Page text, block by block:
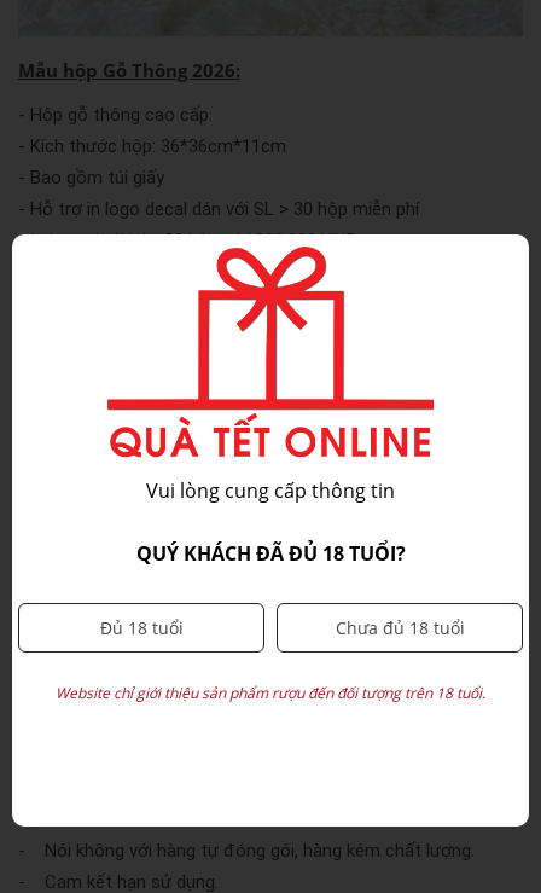
Mẫu hộp Gỗ Thông 2026:
- Hộp gỗ thông cao cấp.
- Kích thước hộp: 36*36cm*11cm
- Bao gồm túi giấy
- Hỗ trợ in logo decal dán với SL > 30 hộp miễn phí
- In logo dưới hộp 30 hộp: phí 300.000 VNĐ
luôn là ưu tiên hàng đầu của các công ty
khi lựa chọn sản phẩm quà tết cho khách hàng, nhân viên.
với sản phẩm chất lượng được lựa chọn đầy đủ
khách hàng tượng trưng cho sự sung túc và thịnh vượng.
Mua quà tết online nói chung và lựa chọn hộp quà tết
riêng tiềm ẩn nhiều rủi ro và nguy cơ khi quảng cáo quá nhiều
kiến thức chọn quà và lựa chọn nhà cung cấp uy tín để mua
dịch vụ cung cấp
Quà Tết
Quatetonline.net Công ty Minh An
nghiệp cung cấpHộp quà tết 2026 cho các doanh nghiệp
bạch.
- Nói không với hàng tự đóng gói, hàng kém chất lượng.
- Cam kết hạn sử dụng.
Vui lòng cung cấp thông tin
QUÝ KHÁCH ĐÃ ĐỦ 18 TUỔI?
Đủ 18 tuổi Chưa đủ 18 tuổi
Website chỉ giới thiệu sản phẩm rượu đến đối tượng trên 18 tuổi.